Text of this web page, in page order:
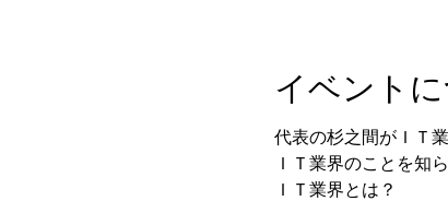
イベント
代表の杉之間がＩＴ
ＩＴ業界のことを知
ＩＴ業界とは？